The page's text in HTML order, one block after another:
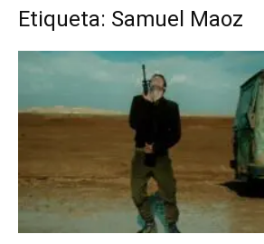
Etiqueta: Samuel Maoz